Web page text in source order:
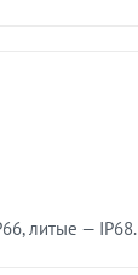
литые — IP68.